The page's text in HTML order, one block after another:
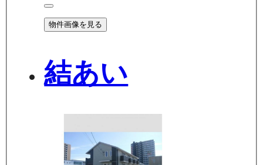
物件画像を見る
結あい